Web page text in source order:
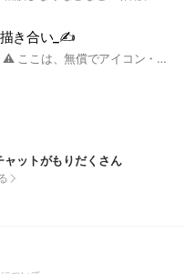
描き合い_✍
⚠️最後まで呼んでください。⚠️ ここは、無償でアイコン・イラスト等を依頼する、依頼を受け付けるという人が集まるオプチャです。 交換はお互いの利害が一致していればOK！ ✄－－－－－－ｷﾘﾄﾘ－－－－－－✄ ・アイコンは自作かフリーでお願いします！ゲーム･アニメのスクショ、AIイラスト❌ ・人が不快な気持ちになるような発言、依頼、その他のことをする方は強制退会です。 ・常識的な最低限のマナーは守ってください。(敬語を使う等)敬語を使っていない方は注意させて頂きます⚠️ ･見学⭕️ ※オプチャ、依頼、絵師初心者の方でも大歓迎です！ ⚠️【必読】 入ったら必ず、大事なノートの確認をお願いします‼️ ✄－－－－－－ｷﾘﾄﾘ－－－－－－✄ オプチャで会えるのを楽しみにしています！🫧 挨拶などは不要です！入室後はシステムメッセージをご一読ください！ #イラスト #イラスト依頼 #イラスト無償依頼 #無償依頼 #描き合い
ットがもりだくさん